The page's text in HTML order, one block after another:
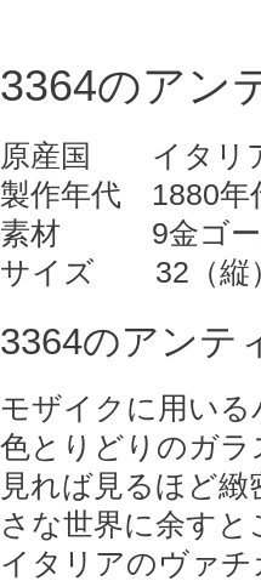
ブ
ロ
ー
チ
【商
品
番
号
個
3364のアン
原産国 イタリ
製作年代 1880年
素材 9金ゴー
サイズ 32（縦
3364のアンテ
モザイクに用いる
色とりどりのガラ
見れば見るほど
さな世界に余すと
イタリアのヴァ